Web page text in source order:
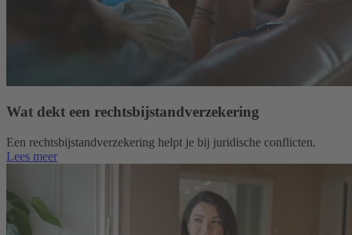
Wat dekt een rechtsbijstandverzekering
Een rechtsbijstandverzekering helpt je bij juridische conflicten.
Lees meer